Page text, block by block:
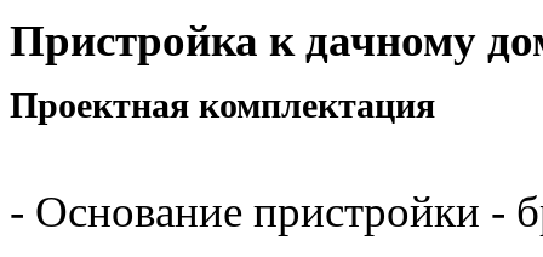
Пристройка к дачному
Проектная
- Основание пристройки -